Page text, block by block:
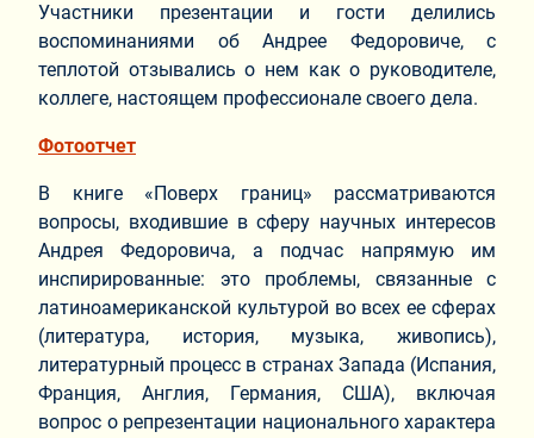
Участники презентации и гости делились
воспоминаниями об Андрее Федоровиче, с
теплотой отзывались о нем как о руководителе,
коллеге, настоящем профессионале своего дела.
Фотоотчет
В книге «Поверх границ» рассматриваются
вопросы, входившие в сферу научных интересов
Андрея Федоровича, а подчас напрямую им
инспирированные: это проблемы, связанные с
латиноамериканской культурой во всех ее сферах
(литература, история, музыка, живопись),
литературный процесс в странах Запада (Испания,
Франция, Англия, Германия, США), включая
вопрос о репрезентации национального характера